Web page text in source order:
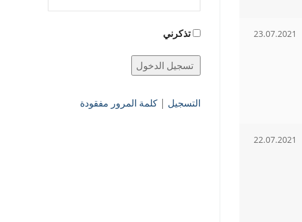
23.07.2021
22.07.2021
تذكرني
التسجيل | كلمة المرور مفقودة